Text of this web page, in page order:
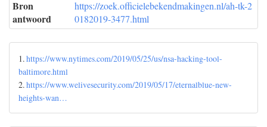
Bron
antwoord
https://zoek.officielebekendmakingen.nl/ah-tk-2
0182019-3477.html
1.https://www.nytimes.com/2019/05/25/us/nsa-hacking-tool-
baltimore.html
2.https://www.welivesecurity.com/2019/05/17/eternalblue-new-
heights-wan…